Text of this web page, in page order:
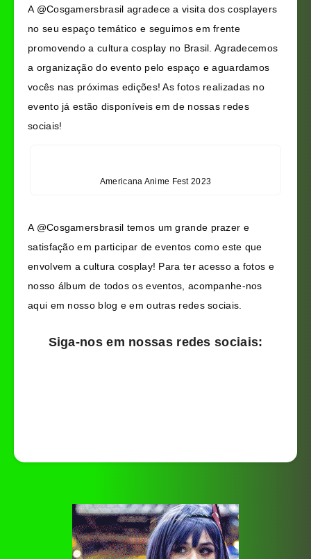
A @Cosgamersbrasil agradece a visita dos cosplayers
no seu espaço temático e seguimos em frente
promovendo a cultura cosplay no Brasil. Agradecemos
a organização do evento pelo espaço e aguardamos
vocês nas próximas edições! As fotos realizadas no
evento já estão disponíveis em de nossas redes
sociais!
Americana Anime Fest 2023
A @Cosgamersbrasil temos um grande prazer e
satisfação em participar de eventos como este que
envolvem a cultura cosplay! Para ter acesso a fotos e
nosso álbum de todos os eventos, acompanhe-nos
aqui em nosso blog e em outras redes sociais.
Siga-nos em nossas redes sociais: